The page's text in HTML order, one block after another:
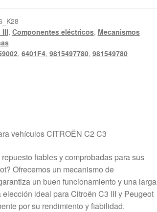
III, Componentes eléctricos, Mecanismos
, 6401F4, 9815497780, 981549780
vehículos CITROËN C2 C3
fiables y comprobadas para sus
Ofrecemos un mecanismo de
un buen funcionamiento y una larga
ideal para Citroën C3 III y Peugeot
por su rendimiento y fiabilidad.